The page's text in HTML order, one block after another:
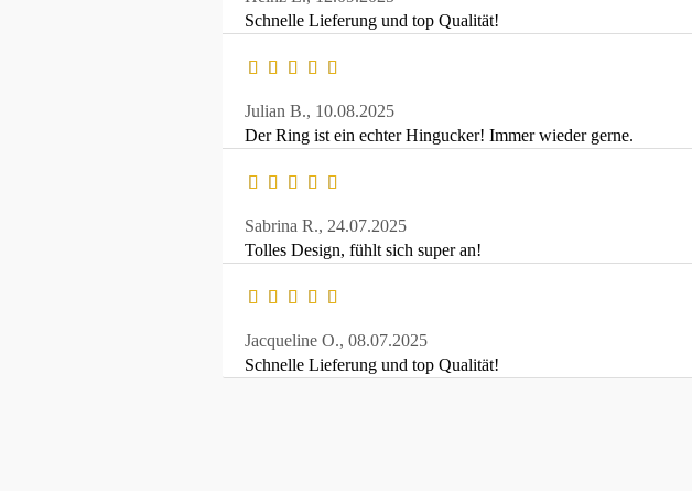
Schnelle Lieferung und top Qualität!
Julian B., 10.08.2025
Der Ring ist ein echter Hingucker! Immer wieder gerne.
Sabrina R., 24.07.2025
Tolles Design, fühlt sich super an!
Jacqueline O., 08.07.2025
Schnelle Lieferung und top Qualität!